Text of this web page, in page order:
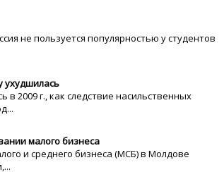
не пользуется популярностью у студентов
ухудшилась
2009 г., как следствие насильственных
малого бизнеса
и среднего бизнеса (МСБ) в Молдове